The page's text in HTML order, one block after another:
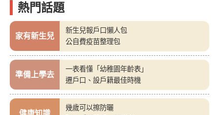
熱門話題
家有新生兒
新生兒報戶口懶人包
公自費疫苗整理包
準備上學去
一表看懂「幼稚園年齡表」
遷戶口、設戶籍最佳時機
幾歲可以擦防曬